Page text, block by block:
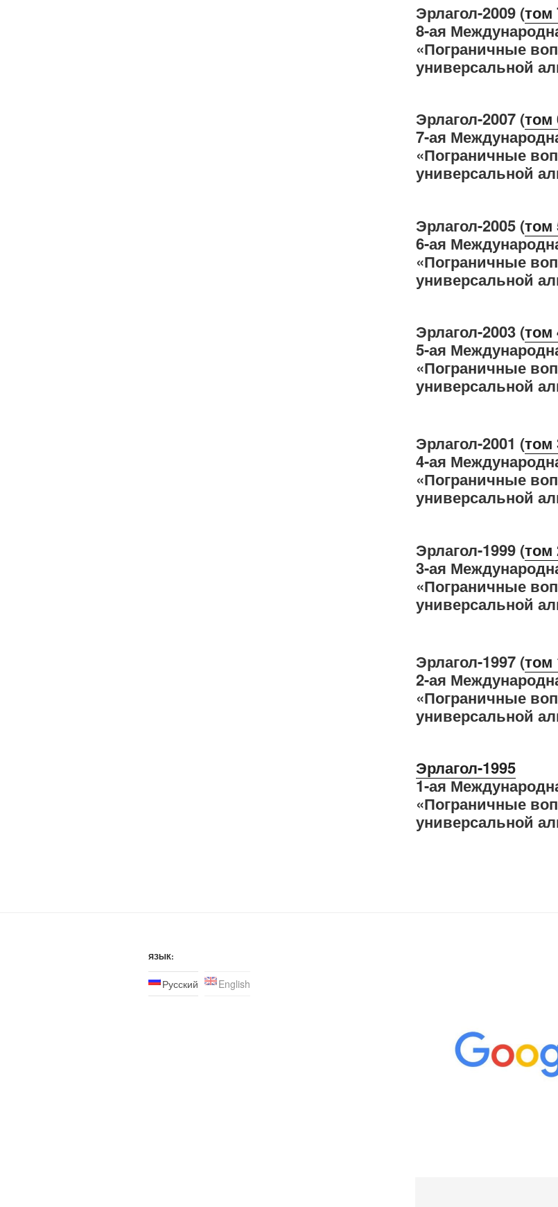
Эрлагол-2009 (том
8-ая
«Пограничные
универсальной
Эрлагол-2007 (том
7-ая
«Пограничные
универсальной
Эрлагол-2005 (том
6-ая
«Пограничные
универсальной
Эрлагол-2003 (том
5-ая
«Пограничные
универсальной
Эрлагол-2001 (том
4-ая
«Пограничные
универсальной
Эрлагол-1999 (том
3-ая
«Пограничные
универсальной
Эрлагол-1997 (том
2-ая
«Пограничные
универсальной
Эрлагол-1995
1-ая
«Пограничные
универсальной
ЯЗЫК:
Русский English